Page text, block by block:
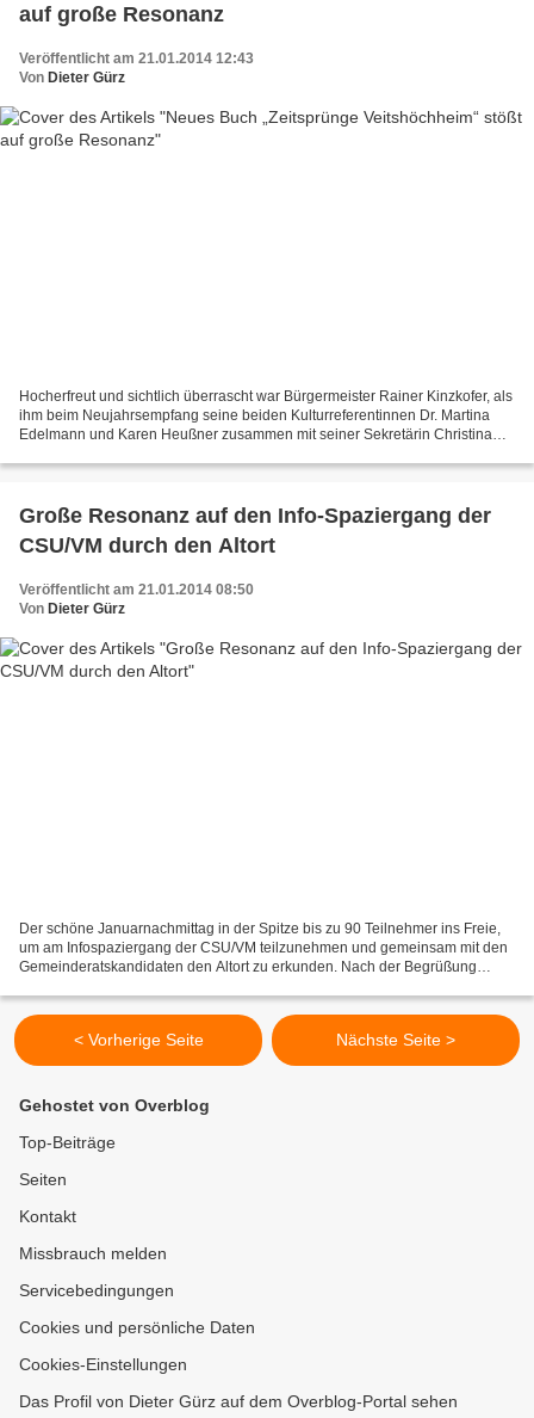
auf große Resonanz
Veröffentlicht am 21.01.2014 12:43
Von Dieter Gürz
Hocherfreut und sichtlich überrascht war Bürgermeister Rainer Kinzkofer, als
ihm beim Neujahrsempfang seine beiden Kulturreferentinnen Dr. Martina
Edelmann und Karen Heußner zusammen mit seiner Sekretärin Christina
Große Resonanz auf den Info-Spaziergang der
CSU/VM durch den Altort
Veröffentlicht am 21.01.2014 08:50
Von Dieter Gürz
Der schöne Januarnachmittag in der Spitze bis zu 90 Teilnehmer ins Freie,
um am Infospaziergang der CSU/VM teilzunehmen und gemeinsam mit den
Gemeinderatskandidaten den Altort zu erkunden. Nach der Begrüßung
< Vorherige Seite Nächste Seite >
Gehostet von Overblog
Top-Beiträge
Seiten
Kontakt
Missbrauch melden
Servicebedingungen
Cookies und persönliche Daten
Cookies-Einstellungen
Das Profil von Dieter Gürz auf dem Overblog-Portal sehen